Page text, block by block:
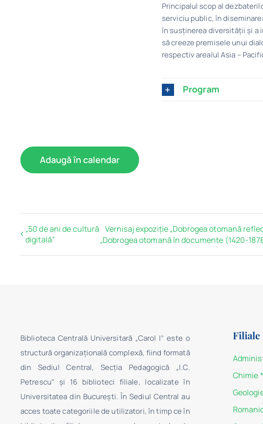
Principalul scop al
serviciu public, în
în susținerea diversității și a
să creeze premisele unui
respectiv arealul Asia –
Program
Adaugă în calendar
„50 de ani de cultură
digitală”
Vernisaj expoziție „Dobrogea otomană
„Dobrogea otomană în documente (1420-
Biblioteca Centrală Universitară „Carol I” este o
structură organizaţională complexă, fiind formată
din Sediul Central, Secţia Pedagogică „I.C.
Petrescu” şi 16 biblioteci filiale, localizate în
Universitatea din Bucureşti. În Sediul Central au
acces toate categoriile de utilizatori, în timp ce în
Filiale
Chimie*